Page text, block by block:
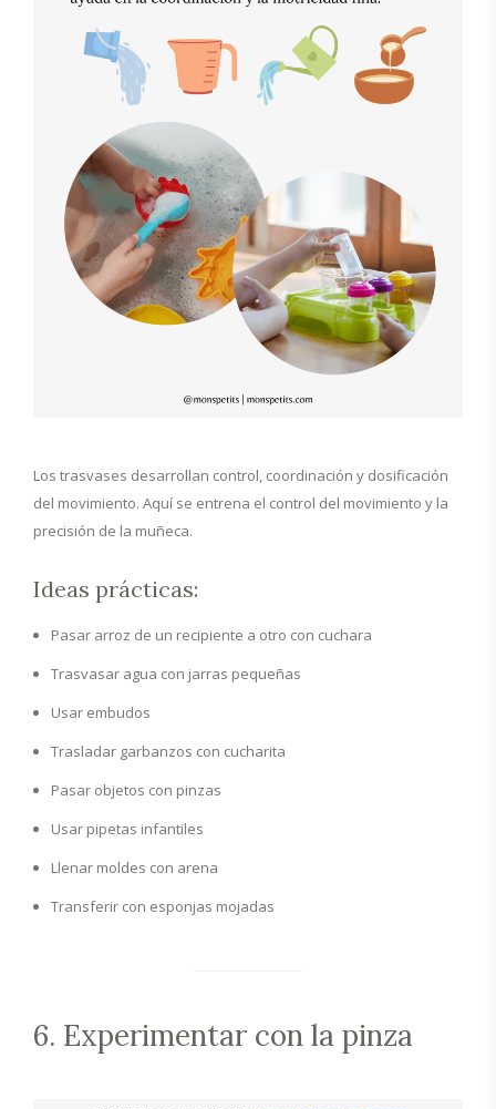
Los trasvases desarrollan control, coordinación y dosificación
del movimiento. Aquí se entrena el control del movimiento y la
precisión de la muñeca.
Ideas prácticas:
Pasar arroz de un recipiente a otro con cuchara
Trasvasar agua con jarras pequeñas
Usar embudos
Trasladar garbanzos con cucharita
Pasar objetos con pinzas
Usar pipetas infantiles
Llenar moldes con arena
Transferir con esponjas mojadas
6. Experimentar con la pinza